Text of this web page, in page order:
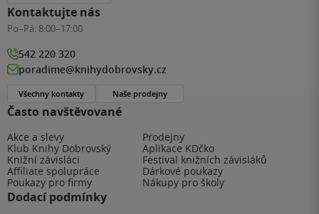
Často navštěvované
Akce a slevy
Prodejny
Klub Knihy Dobrovský
Aplikace KDčko
Knižní závisláci
Festival knižních závisláků
Affiliate spolupráce
Dárkové poukazy
Poukazy pro firmy
Nákupy pro školy
Dodací podmínky
Kontaktujte nás
Po–Pá: 8:00–17:00
542 220 320
poradime@knihydobrovsky.cz
Všechny kontakty Naše prodejny